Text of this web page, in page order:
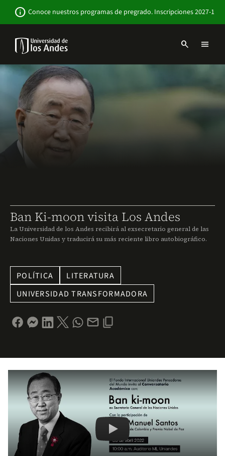
contenido
info Conoce nuestros programas de pregrado. Inscripciones 2027-1
Navbar
-
Sitio
Institucional
search menu
Ban Ki-moon visita Los Andes
La Universidad de los Andes recibirá al exsecretario general de las
Naciones Unidas y traducirá su más reciente libro autobiográfico.
POLÍTICA
LITERATURA
UNIVERSIDAD TRANSFORMADORA
Remote video URL
Conversatorio académico con